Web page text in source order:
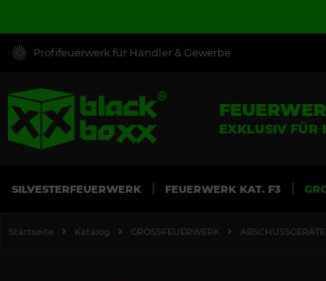
Profifeuerwerk für Händler & Gewerbe
EXKLUSIV FÜR
SILVESTERFEUERWERK FEUERWERK KAT. F3
Startseite Katalog GROSSFEUERWERK ABSCHUSSGERÄTE